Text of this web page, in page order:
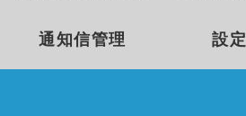
通知信管理 設定